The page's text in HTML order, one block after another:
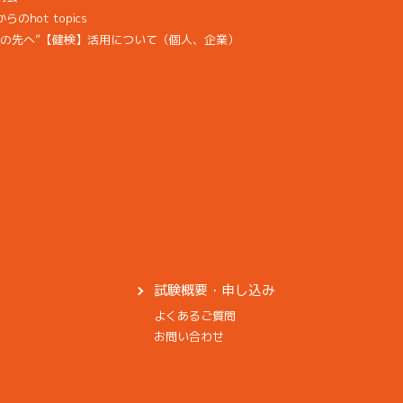
らのhot topics
先へ”【健検】活用について（個人、企業）
試験概要・申し込み
よくあるご質問
お問い合わせ